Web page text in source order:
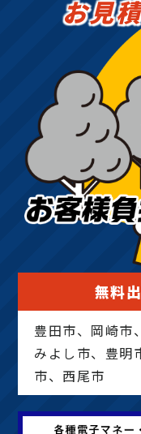
お見
無料
豊田市、岡崎市
みよし市、豊明
市、西尾市